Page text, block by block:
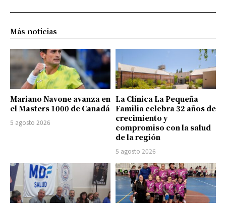
Más noticias
Mariano Navone avanza en
el Masters 1000 de Canadá
5 agosto 2026
La Clínica La Pequeña
Familia celebra 32 años de
crecimiento y
compromiso con la salud
de la región
5 agosto 2026